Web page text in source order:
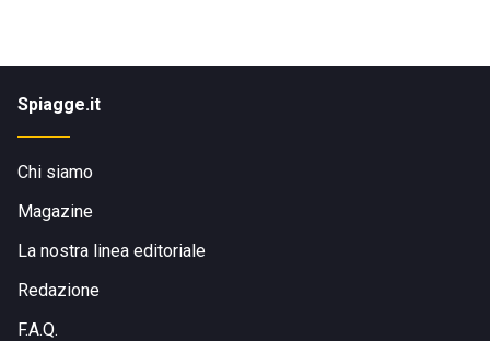
Spiagge.it
Chi siamo
Magazine
La nostra linea editoriale
Redazione
F.A.Q.